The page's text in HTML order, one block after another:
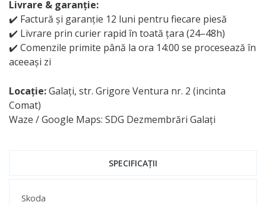
Livrare & garanție:
✔️ Factură și garanție 12 luni pentru fiecare piesă
✔️ Livrare prin curier rapid în toată țara (24–48h)
✔️ Comenzile primite până la ora 14:00 se procesează în
aceeași zi
Locație:Galați, str. Grigore Ventura nr. 2 (incinta
Comat)
Waze / Google Maps: SDG Dezmembrări Galați
SPECIFICAȚII
Specificații
Skoda